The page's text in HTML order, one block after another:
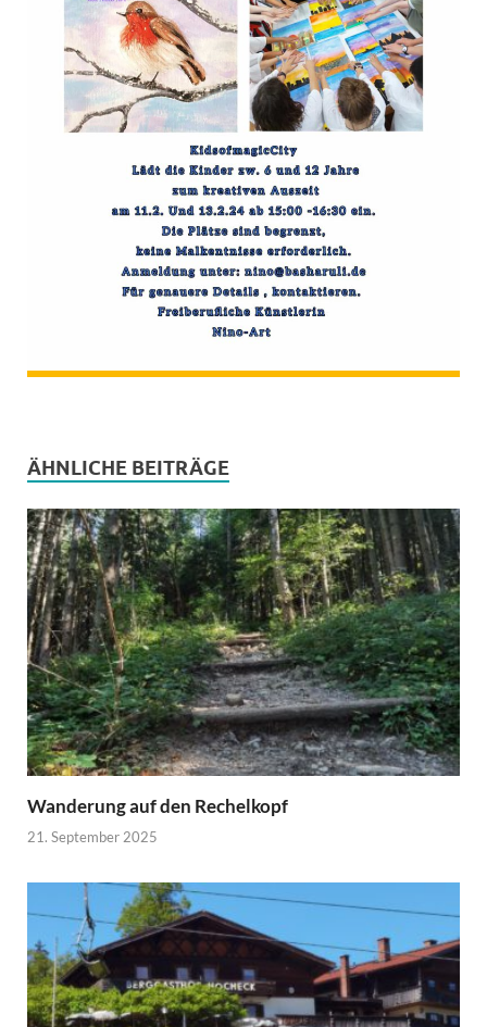
ÄHNLICHE BEITRÄGE
Wanderung auf den Rechelkopf
21. September 2025